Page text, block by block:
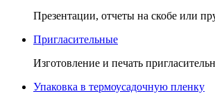
Презентации, отчеты на скобе или
Пригласительные
Изготовление и печать
Упаковка в термоусадочную пленку